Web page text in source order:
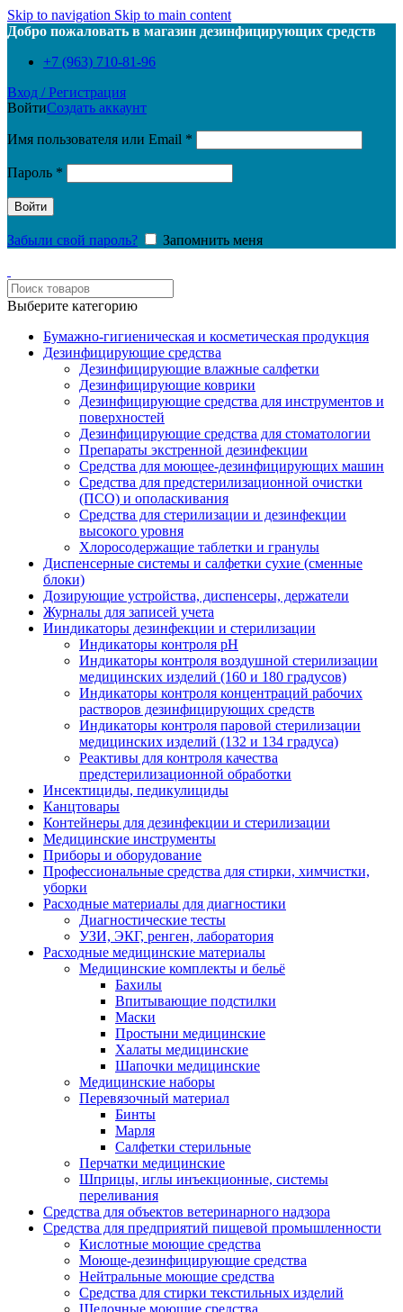
Skip to navigation Skip to main content
Добро пожаловать в магазин дезинфицирующих средств
+7 (963) 710-81-96
Вход / Регистрация
ВойтиСоздать аккаунт
Имя пользователя или Email *
Пароль *
Войти
Забыли свой пароль? Запомнить меня
Выберите категорию
Бумажно-гигиеническая и косметическая продукция
Дезинфицирующие средства
Дезинфицирующие влажные салфетки
Дезинфицирующие коврики
Дезинфицирующие средства для инструментов и
поверхностей
Дезинфицирующие средства для стоматологии
Препараты экстренной дезинфекции
Средства для моющее-дезинфицирующих машин
Средства для предстерилизационной очистки
(ПСО) и ополаскивания
Средства для стерилизации и дезинфекции
высокого уровня
Хлоросодержащие таблетки и гранулы
Диспенсерные системы и салфетки сухие (сменные
блоки)
Дозирующие устройства, диспенсеры, держатели
Журналы для записей учета
Ииндикаторы дезинфекции и стерилизации
Индикаторы контроля pH
Индикаторы контроля воздушной стерилизации
медицинских изделий (160 и 180 градусов)
Индикаторы контроля концентраций рабочих
растворов дезинфицирующих средств
Индикаторы контроля паровой стерилизации
медицинских изделий (132 и 134 градуса)
Реактивы для контроля качества
предстерилизационной обработки
Инсектициды, педикулициды
Канцтовары
Контейнеры для дезинфекции и стерилизации
Медицинские инструменты
Приборы и оборудование
Профессиональные средства для стирки, химчистки,
уборки
Расходные материалы для диагностики
Диагностические тесты
УЗИ, ЭКГ, ренген, лаборатория
Расходные медицинские материалы
Медицинские комплекты и бельё
Бахилы
Впитывающие подстилки
Маски
Простыни медицинские
Халаты медицинские
Шапочки медицинские
Медицинские наборы
Перевязочный материал
Бинты
Марля
Салфетки стерильные
Перчатки медицинские
Шприцы, иглы инъекционные, системы
переливания
Средства для объектов ветеринарного надзора
Средства для предприятий пищевой промышленности
Кислотные моющие средства
Моюще-дезинфицирующие средства
Нейтральные моющие средства
Средства для стирки текстильных изделий
Щелочные моющие средства